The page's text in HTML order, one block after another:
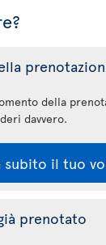
della
davvero.
subito il tuo
prenotato